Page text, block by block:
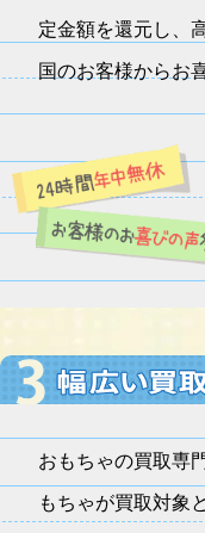
定金額を還元し、
国のお客様からお
おもちゃの買取専
もちゃが買取対象